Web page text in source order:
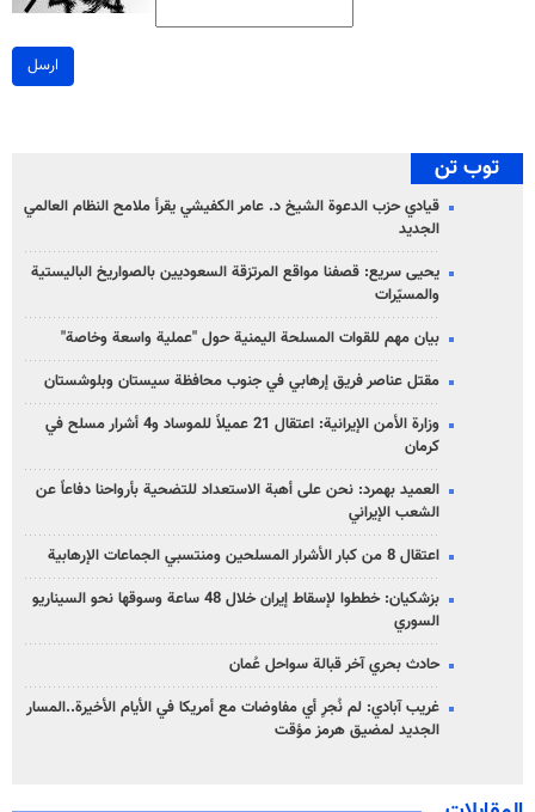
ارسل
توب تن
قيادي حزب الدعوة الشيخ د. عامر الكفيشي يقرأ ملامح النظام العالمي
الجديد
يحيى سريع: قصفنا مواقع المرتزقة السعوديين بالصواريخ الباليستية
والمسيّرات
بيان مهم للقوات المسلحة اليمنية حول "عملية واسعة وخاصة"
مقتل عناصر فريق إرهابي في جنوب محافظة سيستان وبلوشستان
وزارة الأمن الإيرانية: اعتقال 21 عميلاً للموساد و4 أشرار مسلح في
كرمان
العميد بهمرد: نحن على أهبة الاستعداد للتضحية بأرواحنا دفاعاً عن
الشعب الإيراني
اعتقال 8 من كبار الأشرار المسلحين ومنتسبي الجماعات الإرهابية
بزشكيان: خططوا لإسقاط إيران خلال 48 ساعة وسوقها نحو السيناريو
السوري
حادث بحري آخر قبالة سواحل عُمان
غريب آبادي: لم نُجرِ أي مفاوضات مع أمريكا في الأيام الأخيرة..المسار
الجديد لمضيق هرمز مؤقت